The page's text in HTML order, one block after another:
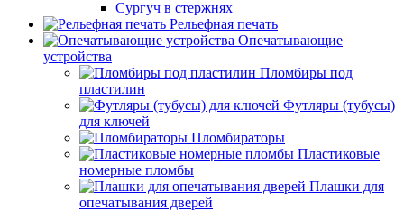
Сургуч в стержнях
Рельефная печать
Опечатывающие
устройства
Пломбиры под
пластилин
Футляры (тубусы)
для ключей
Пломбираторы
Пластиковые
номерные пломбы
Плашки для
опечатывания дверей